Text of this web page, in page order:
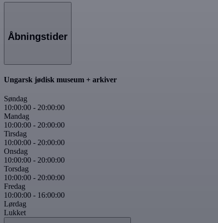
Åbningstider
Ungarsk jødisk museum + arkiver
Søndag
10:00:00 - 20:00:00
Mandag
10:00:00 - 20:00:00
Tirsdag
10:00:00 - 20:00:00
Onsdag
10:00:00 - 20:00:00
Torsdag
10:00:00 - 20:00:00
Fredag
10:00:00 - 16:00:00
Lørdag
Lukket